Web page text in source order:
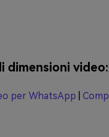
video:
per WhatsApp